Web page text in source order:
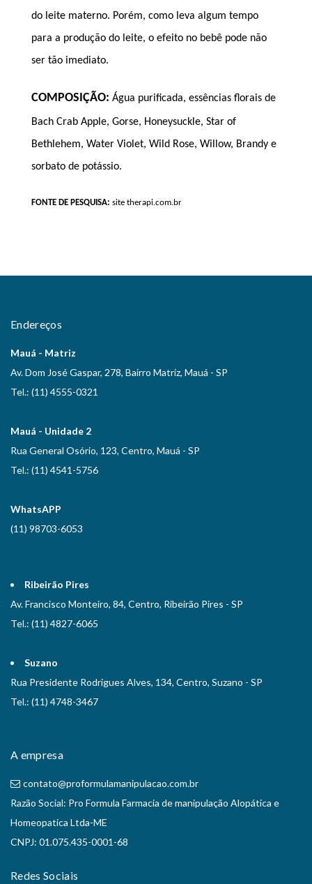
do leite materno. Porém, como leva algum tempo
para a produção do leite, o efeito no bebê pode não
ser tão imediato.
COMPOSIÇÃO: Água purificada, essências florais de
Bach Crab Apple, Gorse, Honeysuckle, Star of
Bethlehem, Water Violet, Wild Rose, Willow, Brandy e
sorbato de potássio.
FONTE DE PESQUISA: site therapi.com.br
Endereços
Mauá - Matriz
Av. Dom José Gaspar, 278, Bairro Matriz, Mauá - SP
Tel.: (11) 4555-0321
Mauá - Unidade 2
Rua General Osório, 123, Centro, Mauá - SP
Tel.: (11) 4541-5756
WhatsAPP
(11) 98703-6053
Ribeirão Pires
Av. Francisco Monteiro, 84, Centro, Ribeirão Pires - SP
Tel.: (11) 4827-6065
Suzano
Rua Presidente Rodrigues Alves, 134, Centro, Suzano - SP
Tel.: (11) 4748-3467
A empresa
contato@proformulamanipulacao.com.br
Razão Social: Pro Formula Farmacia de manipulação Alopática e
Homeopatica Ltda-ME
CNPJ: 01.075.435-0001-68
Redes Sociais